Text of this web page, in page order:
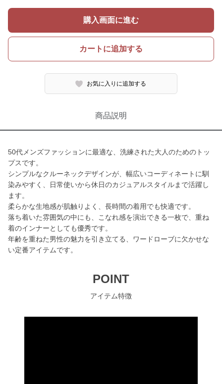
購入画面に進む
カートに追加する
お気に入りに追加する
商品説明
50代メンズファッションに最適な、洗練された大人のためのトッ
プスです。
シンプルなクルーネックデザインが、幅広いコーディネートに馴
染みやすく、日常使いから休日のカジュアルスタイルまで活躍し
ます。
柔らかな生地感が肌触りよく、長時間の着用でも快適です。
落ち着いた雰囲気の中にも、こなれ感を演出できる一枚で、重ね
着のインナーとしても優秀です。
年齢を重ねた男性の魅力を引き立てる、ワードローブに欠かせな
い定番アイテムです。
POINT
アイテム特徴